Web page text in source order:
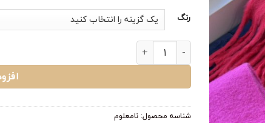
بود. رنگ
شالگردن ابرا ☁️ عدد
شناسه محصول:نامعلوم